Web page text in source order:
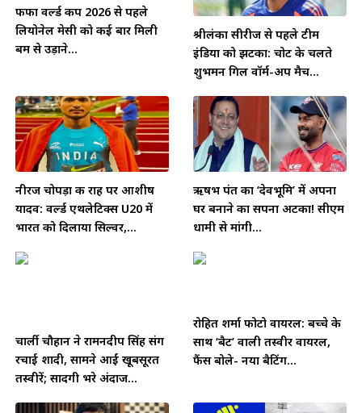
फीफा वर्ल्ड कप 2026 से पहले
लियोनेल मेसी को कई बार मिली
बम से उड़ाने...
श्रीलंका सीरीज से पहले टीम
इंडिया को झटका: चोट के चलते
शुभमन गिल वॉर्म-अप मैच...
नीरज चोपड़ा की राह पर आशीष
यादव: वर्ल्ड एथलेटिक्स U20 में
भारत को दिलाया सिल्वर,...
ऋषभ पंत का ‘देवभूमि’ में अपना
घर बनाने का सपना अटका! सीएम
धामी से मांगी...
चार्ली चौहान ने रामनदीप सिंह संग
रचाई शादी, सामने आईं खूबसूरत
तस्वीरें; सादगी भरे अंदाज...
रोहित शर्मा फोटो वायरल: बच्चे के
साथ ‘बैट’ वाली तस्वीर वायरल,
फैंस बोले- नया बैटिंग...